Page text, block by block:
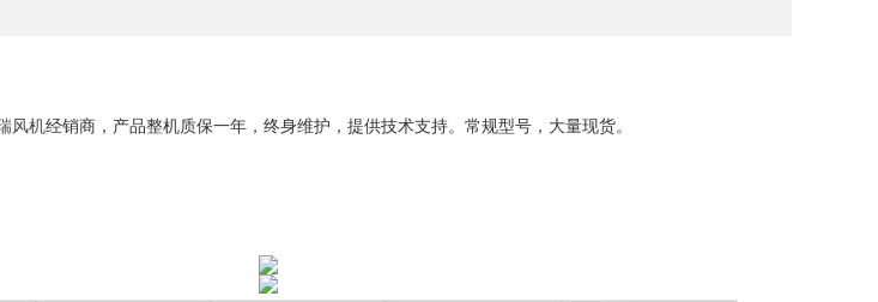
风机经销商，产品整机质保一年，终身维护，提供技术支持。常规型号，大量现货。